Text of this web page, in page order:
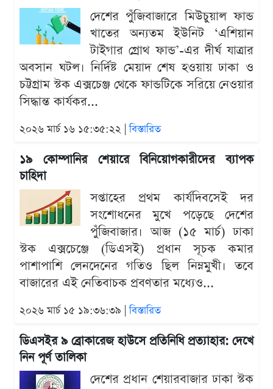
দেশের পুঁজিবাজারে মিউচুয়াল ফান্ড
খাতের অন্যতম ইউনিট ‘এশিয়ান
টাইগার গ্রোথ ফান্ড’-এর দীর্ঘ যাত্রার
অবসান ঘটল। নির্দিষ্ট মেয়াদ শেষ হওয়ায় ঢাকা ও
চট্টগ্রাম স্টক এক্সচেঞ্জ থেকে ফান্ডটিকে সরিয়ে নেওয়ার
সিদ্ধান্ত কার্যকর...
২০২৬ মার্চ ১৬ ১৫:৩৫:২২ |বিস্তারিত
১৯ কোম্পানির শেয়ারে বিনিয়োগকারীদের ব্যাপক
চাহিদা
সপ্তাহের প্রথম কার্যদিবসেই দর
সংশোধনের মুখে পড়েছে দেশের
পুঁজিবাজার। আজ (১৫ মার্চ) ঢাকা
স্টক এক্সচেঞ্জে (ডিএসই) প্রধান সূচক কমার
পাশাপাশি লেনদেনের গতিও ছিল নিম্নমুখী। তবে
বাজারের এই নেতিবাচক প্রবণতার মধ্যেও...
২০২৬ মার্চ ১৫ ১৯:৩৬:৩৯ |বিস্তারিত
ডিএসইর ৯ ব্রোকারেজ হাউসে প্রতিনিধি প্রত্যাহার: দেখে
নিন পূর্ণ তালিকা
দেশের প্রধান শেয়ারবাজার ঢাকা স্টক